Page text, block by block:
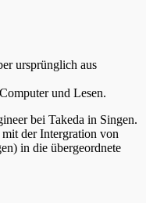
ursprünglich aus
und Lesen.
bei Takeda in Singen.
der Intergration von
in die übergeordnete